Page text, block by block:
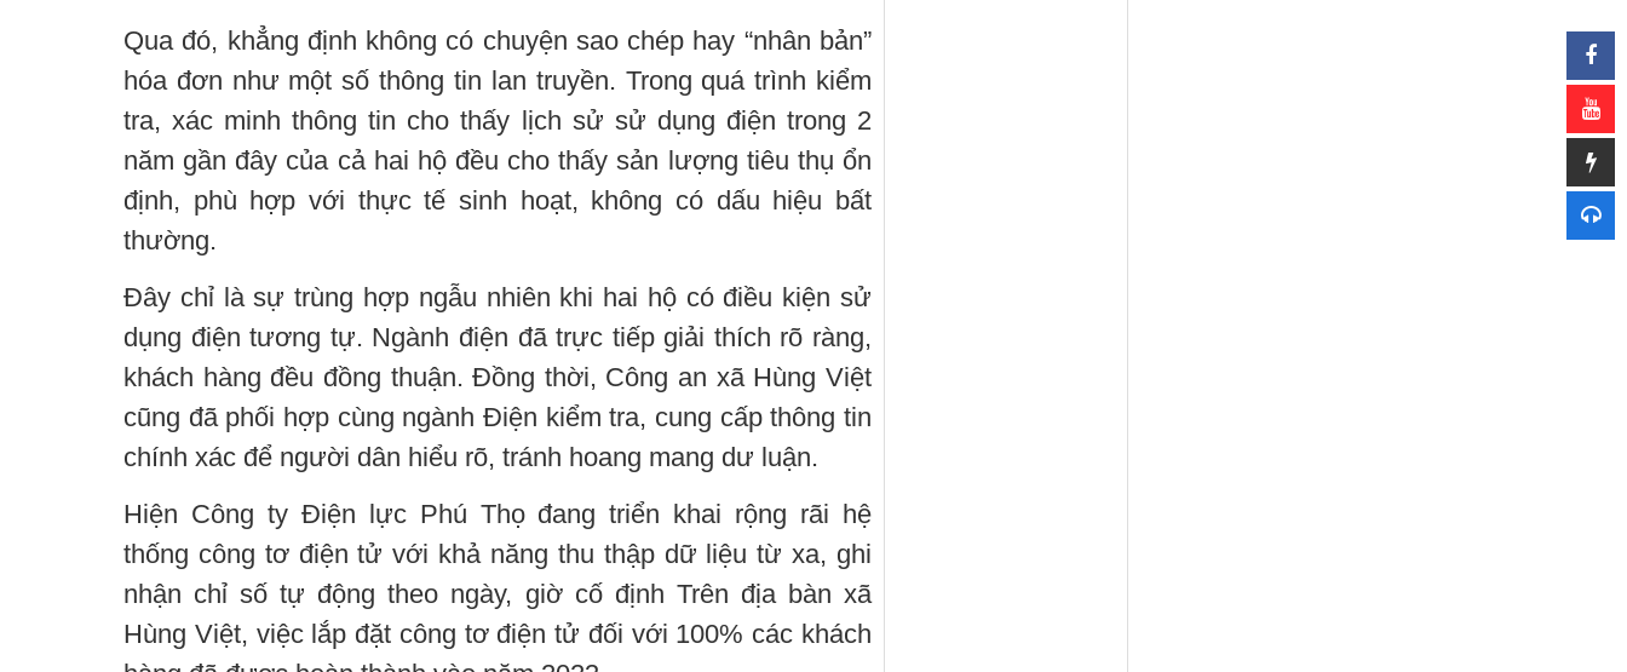
Qua đó, khẳng định không có chuyện sao chép hay “nhân bản”
hóa đơn như một số thông tin lan truyền. Trong quá trình kiểm
tra, xác minh thông tin cho thấy lịch sử sử dụng điện trong 2
năm gần đây của cả hai hộ đều cho thấy sản lượng tiêu thụ ổn
định, phù hợp với thực tế sinh hoạt, không có dấu hiệu bất
thường.
Đây chỉ là sự trùng hợp ngẫu nhiên khi hai hộ có điều kiện sử
dụng điện tương tự. Ngành điện đã trực tiếp giải thích rõ ràng,
khách hàng đều đồng thuận. Đồng thời, Công an xã Hùng Việt
cũng đã phối hợp cùng ngành Điện kiểm tra, cung cấp thông tin
chính xác để người dân hiểu rõ, tránh hoang mang dư luận.
Hiện Công ty Điện lực Phú Thọ đang triển khai rộng rãi hệ
thống công tơ điện tử với khả năng thu thập dữ liệu từ xa, ghi
nhận chỉ số tự động theo ngày, giờ cố định Trên địa bàn xã
Hùng Việt, việc lắp đặt công tơ điện tử đối với 100% các khách